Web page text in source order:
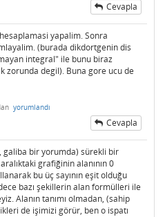
Cevapla
yapalim. Sonra
(burada dikdortgenin dis
integral" ile bunu biraz
zorunda degil). Buna gore ucu de
yorumlandı
Cevapla
galiba bir yorumda) sürekli bir
grafiğinin alanının 0
bu üç sayının eşit olduğu
bazı şekillerin alan formülleri ile
Alanın tanımı olmadan, (sahip
de işimizi görür, ben o ispatı